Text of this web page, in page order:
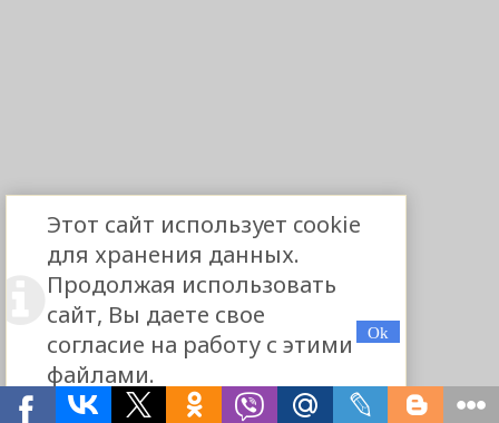
Этот сайт использует cookie
для хранения данных.
Продолжая использовать
сайт, Вы даете свое
согласие на работу с этими
файлами.